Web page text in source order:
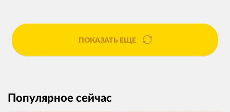
ПОКАЗАТЬ ЕЩЕ
Популярное сейчас